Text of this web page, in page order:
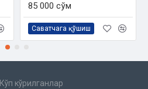
85 000 сўм
Саватчага қўшиш
Кўп кўрилганлар